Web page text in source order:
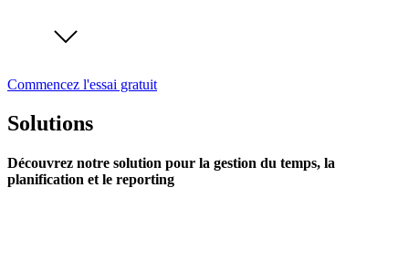
Commencez l'essai gratuit
Solutions
Découvrez notre solution pour la gestion du temps, la
planification et le reporting